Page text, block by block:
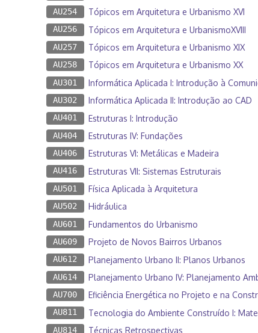
AU254 Tópicos em Arquitetura e Urbanismo XVI
AU256 Tópicos em Arquitetura e UrbanismoXVIII
AU257 Tópicos em Arquitetura e Urbanismo XIX
AU258 Tópicos em Arquitetura e Urbanismo XX
AU301 Informática Aplicada I: Introdução à
AU302 Informática Aplicada II: Introdução ao CAD
AU401 Estruturas I: Introdução
AU404 Estruturas IV: Fundações
AU406 Estruturas VI: Metálicas e Madeira
AU416 Estruturas VII: Sistemas Estruturais
AU501 Física Aplicada à Arquitetura
AU502 Hidráulica
AU601 Fundamentos do Urbanismo
AU609 Projeto de Novos Bairros Urbanos
AU612 Planejamento Urbano II: Planos Urbanos
AU614 Planejamento Urbano IV: Planejamento
AU700 Eficiência Energética no Projeto e na
AU811 Tecnologia do Ambiente Construído I:
AU814 Técnicas Retrospectivas